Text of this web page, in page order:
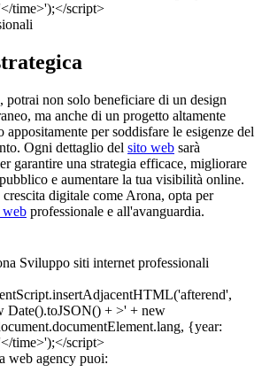
, potrai non solo beneficiare di un design
ma anche di un progetto altamente
per soddisfare le esigenze del
Ogni dettaglio del sito web sarà
garantire una strategia efficace, migliorare
e aumentare la tua visibilità online.
digitale come Arona, opta per
web professionale e all'avanguardia.
web agency puoi: